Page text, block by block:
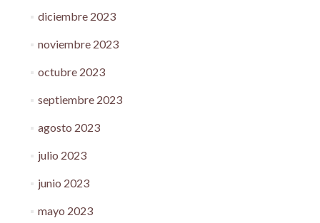
diciembre 2023
noviembre 2023
octubre 2023
septiembre 2023
agosto 2023
julio 2023
junio 2023
mayo 2023